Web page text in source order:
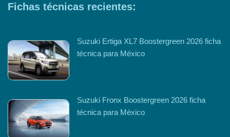
Fichas técnicas recientes:
Suzuki Ertiga XL7 Boostergreen 2026 ficha
técnica para México
Suzuki Fronx Boostergreen 2026 ficha
técnica para México